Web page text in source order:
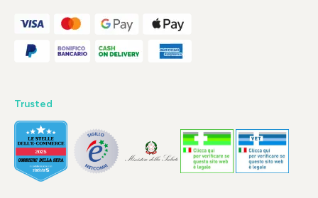
Trusted